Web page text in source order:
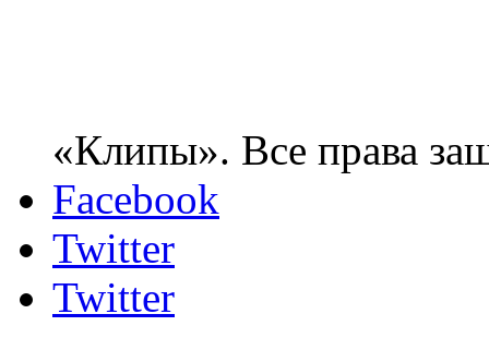
«Клипы». Все права
Facebook
Twitter
Twitter